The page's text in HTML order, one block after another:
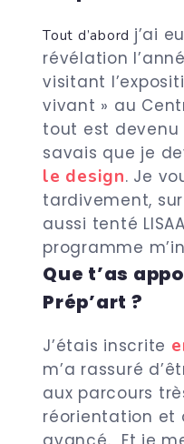
Tout d’abord j’ai
révélation
visitant
vivant » au
tout est devenu
savais que je
le design. Je
tardivement,
aussi tenté
programme
Que t’as
Prép’art ?
J’étais inscrite
m’a rassuré
aux parcours
réorientation et